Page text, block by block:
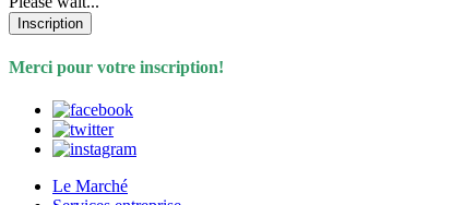
Inscription
Merci pour votre inscription!
Le Marché